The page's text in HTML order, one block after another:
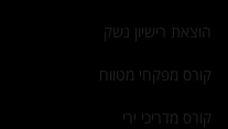
הוצאת רישיון נשק
קורס מפקחי מטווח
קורס מדריכי ירי